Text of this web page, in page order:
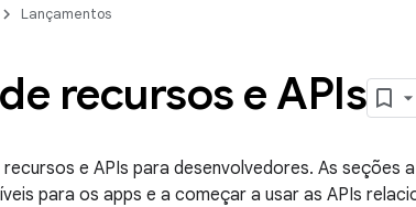
Lançamentos
recursos e APIs
e APIs para desenvolvedores. As seções
para os apps e a começar a usar as APIs